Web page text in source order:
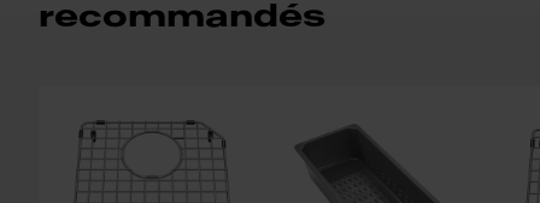
recommandés